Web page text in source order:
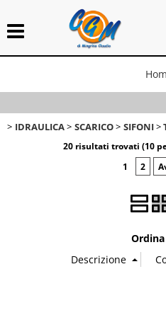
IDRAULICA SCARICO SIFONI
20 risultati trovati (10
1
2